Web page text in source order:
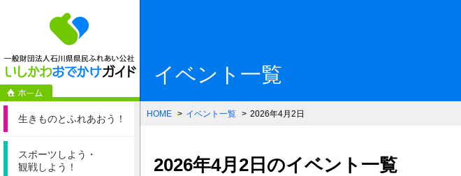
一般財団法人石川県県民ふ
生きものとふれあおう！
スポーツしよう・
観戦しよう！
イベント一覧
HOME イベント一覧 2026年4月2日
2026年4月2日のイベント一覧